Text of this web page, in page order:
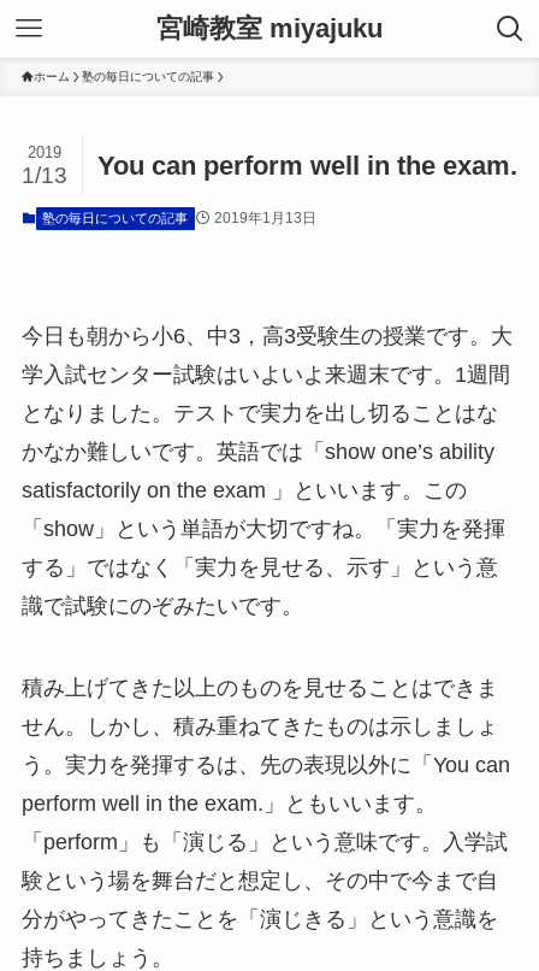
宮崎教室 miyajuku
ホーム 塾の毎日についての記事
You can perform well in the exam.
2019
1/13
塾の毎日についての記事 2019年1月13日
今日も朝から小6、中3，高3受験生の授業です。大
学入試センター試験はいよいよ来週末です。1週間
となりました。テストで実力を出し切ることはな
かなか難しいです。英語では「show one’s ability
satisfactorily on the exam 」といいます。この
「show」という単語が大切ですね。「実力を発揮
する」ではなく「実力を見せる、示す」という意
識で試験にのぞみたいです。
積み上げてきた以上のものを見せることはできま
せん。しかし、積み重ねてきたものは示しましょ
う。実力を発揮するは、先の表現以外に「You can
perform well in the exam.」ともいいます。
「perform」も「演じる」という意味です。入学試
験という場を舞台だと想定し、その中で今まで自
分がやってきたことを「演じきる」という意識を
持ちましょう。